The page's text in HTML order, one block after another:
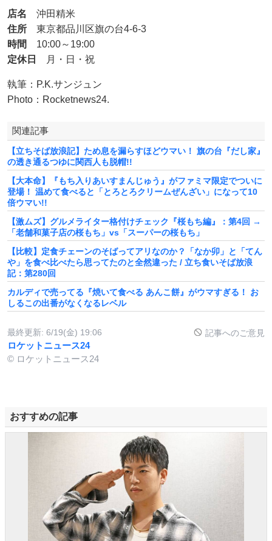
店名
沖田精米
住所 東京都品川区旗の台4-6-3
時間
10:00～19:00
定休日
月・日・祝
執筆：P.K.サンジュン
Photo：Rocketnews24.
関連記事
【立ちそば放浪記】ため息を漏らすほどウマい！ 旗の台『だし家』
の透き通るつゆに関西人も脱帽!!
【大本命】『もち入りあいすまんじゅう』がファミマ限定でついに
登場！ 温めて食べると「とろとろクリームぜんざい」になって10
倍ウマい!!
【激ムズ】グルメライター格付けチェック『桜もち編』：第4回 →
「老舗和菓子店の桜もち」vs「スーパーの桜もち」
【比較】定食チェーンのそばってアリなのか？「なか卯」と「てん
や」を食べ比べたら思ってたのと全然違った / 立ち食いそば放浪
記：第280回
カルディで売ってる『焼いて食べる あんこ餅』がウマすぎる！ お
しるこの出番がなくなるレベル
最終更新: 6/19(金) 19:06 記事へのご意見
ロケットニュース24
© ロケットニュース24
おすすめの記事